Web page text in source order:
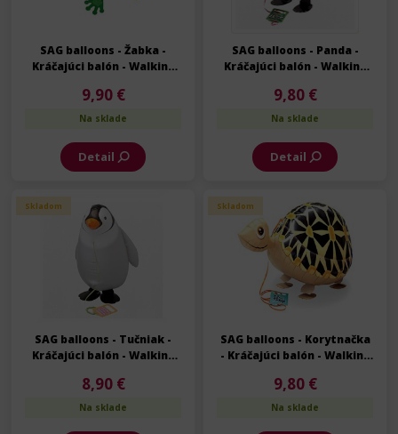
SAG balloons - Žabka -
Kráčajúci balón - Walking
9,90 €
Na sklade
Detail
SAG balloons - Panda -
Kráčajúci balón - Walking
9,80 €
Na sklade
Detail
Skladom
SAG balloons - Tučniak -
Kráčajúci balón - Walking
8,90 €
Na sklade
Skladom
SAG balloons - Korytnačka
- Kráčajúci balón - Walking
9,80 €
Na sklade